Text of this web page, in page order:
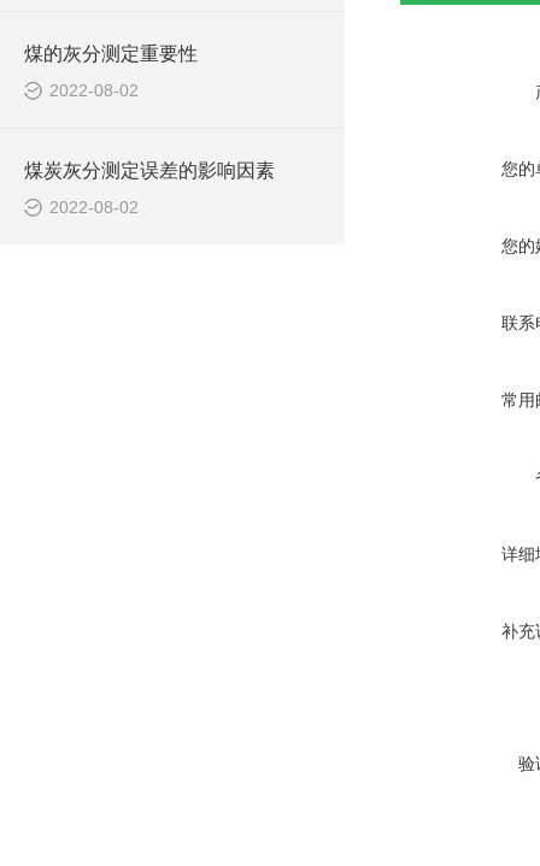
煤的灰分测定重要性
2022-08-02
煤炭灰分测定误差的影响因素
2022-08-02
您的
您的
联系
常用
详细
补充
验